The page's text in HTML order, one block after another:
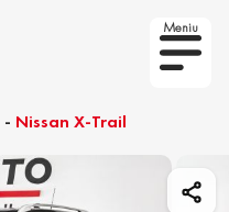
Meniu
- Nissan X-Trail